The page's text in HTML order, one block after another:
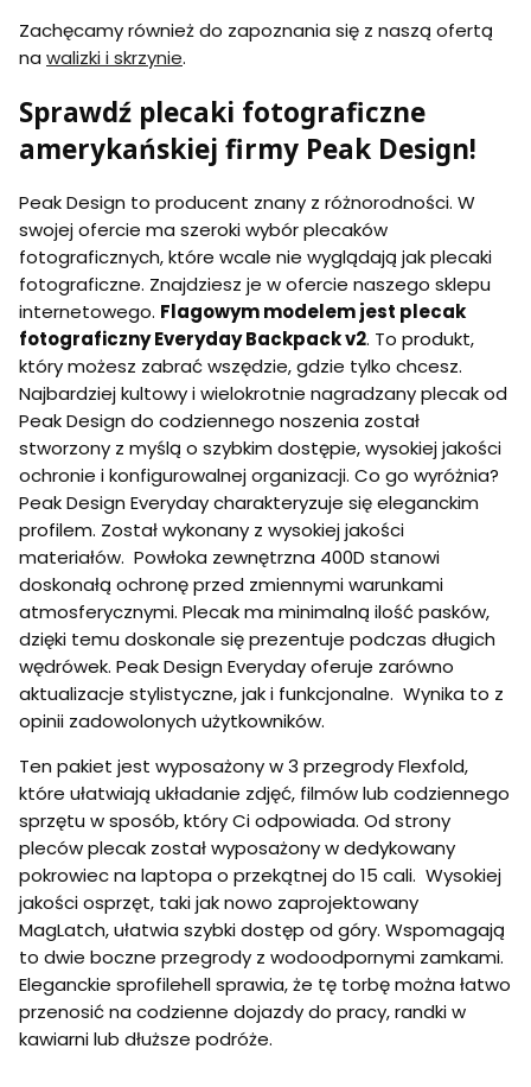
Zachęcamy również do zapoznania się z naszą ofertą
na walizki i skrzynie.
Sprawdź plecaki fotograficzne
amerykańskiej firmy Peak Design!
Peak Design to producent znany z różnorodności. W
swojej ofercie ma szeroki wybór plecaków
fotograficznych, które wcale nie wyglądają jak plecaki
fotograficzne. Znajdziesz je w ofercie naszego sklepu
internetowego. Flagowym modelem jest plecak
fotograficzny Everyday Backpack v2. To produkt,
który możesz zabrać wszędzie, gdzie tylko chcesz.
Najbardziej kultowy i wielokrotnie nagradzany plecak od
Peak Design do codziennego noszenia został
stworzony z myślą o szybkim dostępie, wysokiej jakości
ochronie i konfigurowalnej organizacji. Co go wyróżnia?
Peak Design Everyday charakteryzuje się eleganckim
profilem. Został wykonany z wysokiej jakości
materiałów. Powłoka zewnętrzna 400D stanowi
doskonałą ochronę przed zmiennymi warunkami
atmosferycznymi. Plecak ma minimalną ilość pasków,
dzięki temu doskonale się prezentuje podczas długich
wędrówek. Peak Design Everyday oferuje zarówno
aktualizacje stylistyczne, jak i funkcjonalne. Wynika to z
opinii zadowolonych użytkowników.
Ten pakiet jest wyposażony w 3 przegrody Flexfold,
które ułatwiają układanie zdjęć, filmów lub codziennego
sprzętu w sposób, który Ci odpowiada. Od strony
pleców plecak został wyposażony w dedykowany
pokrowiec na laptopa o przekątnej do 15 cali. Wysokiej
jakości osprzęt, taki jak nowo zaprojektowany
MagLatch, ułatwia szybki dostęp od góry. Wspomagają
to dwie boczne przegrody z wodoodpornymi zamkami.
Eleganckie sprofilehell sprawia, że tę torbę można łatwo
przenosić na codzienne dojazdy do pracy, randki w
kawiarni lub dłuższe podróże.